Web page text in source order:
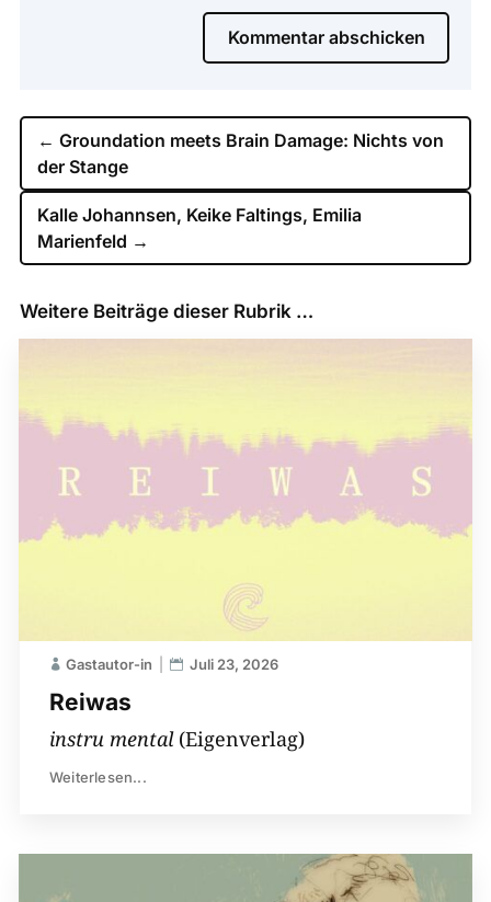
Kommentar abschicken
← Groundation meets Brain Damage: Nichts von
der Stange
Kalle Johannsen, Keike Faltings, Emilia
Marienfeld →
Weitere Beiträge dieser Rubrik …
Reiwas
Gastautor-in Juli 23, 2026
instru mental(Eigenverlag)
Weiterlesen...